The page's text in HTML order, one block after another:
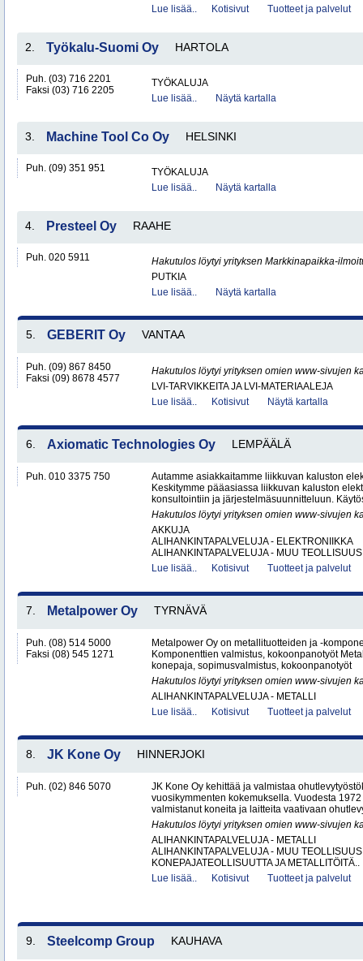
Lue lisää..
Kotisivut Tuotteet ja palvelut
2. Työkalu-Suomi Oy HARTOLA
Puh. (03) 716 2201
Faksi (03) 716 2205
TYÖKALUJA
Lue lisää..
Näytä kartalla
3. Machine Tool Co Oy HELSINKI
Puh. (09) 351 951
TYÖKALUJA
Lue lisää..
Näytä kartalla
4. Presteel Oy RAAHE
Puh. 020 5911
Hakutulos löytyi yrityksen Markkinapaikka-
PUTKIA
Lue lisää..
Näytä kartalla
5. GEBERIT Oy VANTAA
Puh. (09) 867 8450
Faksi (09) 8678 4577
Hakutulos löytyi yrityksen omien www-sivujen
LVI-TARVIKKEITA JA LVI-MATERIAALEJA
Lue lisää..
Kotisivut Näytä kartalla
6. Axiomatic Technologies Oy LEMPÄÄLÄ
Puh. 010 3375 750
Autamme asiakkaitamme liikkuvan kaluston
Keskitymme pääasiassa liikkuvan kaluston
konsultointiin ja järjestelmäsuunnitteluun.
Hakutulos löytyi yrityksen omien www-sivujen
AKKUJA
ALIHANKINTAPALVELUJA - ELEKTRONIIKKA
ALIHANKINTAPALVELUJA - MUU
Lue lisää..
Kotisivut Tuotteet ja palvelut
7. Metalpower Oy TYRNÄVÄ
Puh. (08) 514 5000
Faksi (08) 545 1271
Metalpower Oy on metallituotteiden ja -
Komponenttien valmistus, kokoonpanotyöt
konepaja, sopimusvalmistus, kokoonpanotyöt
Hakutulos löytyi yrityksen omien www-sivujen
ALIHANKINTAPALVELUJA - METALLI
Lue lisää..
Kotisivut Tuotteet ja palvelut
8. JK Kone Oy HINNERJOKI
Puh. (02) 846 5070
JK Kone Oy kehittää ja valmistaa
vuosikymmenten kokemuksella. Vuodesta
valmistanut koneita ja laitteita vaativaan
Hakutulos löytyi yrityksen omien www-sivujen
ALIHANKINTAPALVELUJA - METALLI
ALIHANKINTAPALVELUJA - MUU TEOLLISUUS
KONEPAJATEOLLISUUTTA JA METALLITÖITÄ..
Lue lisää..
Kotisivut Tuotteet ja palvelut
9. Steelcomp Group KAUHAVA